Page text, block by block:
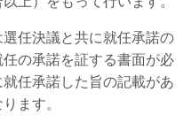
任決議と共に就任承諾の
の承諾を証する書面が必
任承諾した旨の記載があ
ます。